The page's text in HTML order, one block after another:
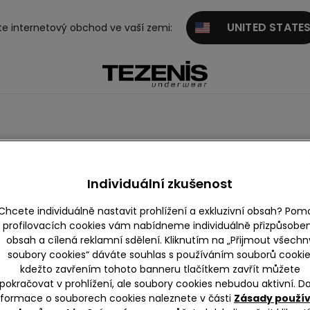
internetový obchod ve vaší zemi: UNITED STATES
Nalézt obchod
Individuální zkušenost
individuálně nastavit prohlížení a exkluzivní obsah?
profilovacích cookies vám nabídneme individuálně
obsah a cílená reklamní sdělení. Kliknutím na „Přijmout
soubory cookies“ dáváte souhlas s používáním souborů
kdežto zavřením tohoto banneru tlačítkem zavřít můžete
pokračovat v prohlížení, ale soubory cookies nebudou aktivní.
o souborech cookies naleznete v části Zásady